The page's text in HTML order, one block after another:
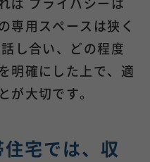
専用スペースは狭く
し合い、どの程度
明確にした上で、適
が大切です。
宅では、収